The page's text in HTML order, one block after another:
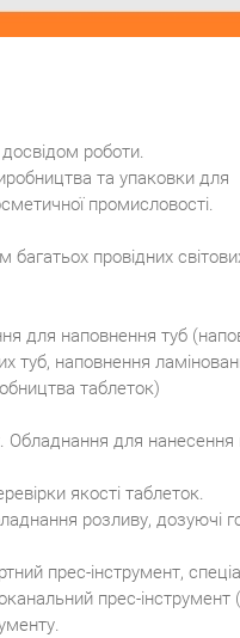
роботи.
та упаковки для
промисловості.
провідних
для наповнення туб
туб, наповнення
таблеток)
Обладнання для нанесення
якості таблеток.
розливу, дозуючі
прес-інструмент,
прес-інструмент